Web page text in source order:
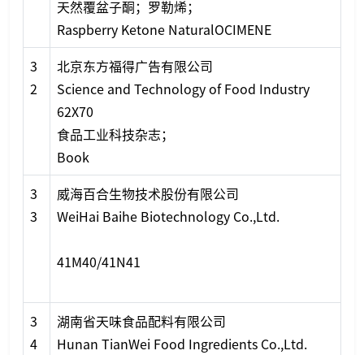
天然覆盆子酮；罗勒烯；
Raspberry Ketone NaturalOCIMENE
3
2
北京东方福得广告有限公司
Science and Technology of Food Industry
62X70
食品工业科技杂志；
Book
3
3
威海百合生物技术股份有限公司
WeiHai Baihe Biotechnology Co.,Ltd.
41M40/41N41
3
4
湖南省天味食品配料有限公司
Hunan TianWei Food Ingredients Co.,Ltd.